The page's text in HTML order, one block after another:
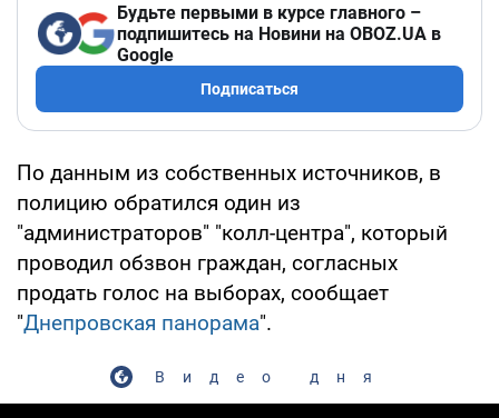
Будьте первыми в курсе главного –
подпишитесь на Новини на OBOZ.UA в
Google
Подписаться
По данным из собственных источников, в
полицию обратился один из
"администраторов" "колл-центра", который
проводил обзвон граждан, согласных
продать голос на выборах, сообщает
"Днепровская панорама".
Видео дня